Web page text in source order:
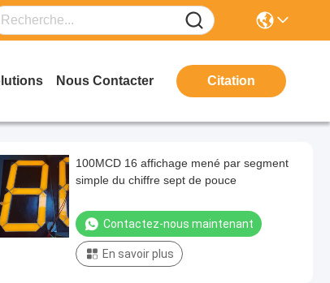
Nous Contacter Citation
100MCD 16 affichage mené par segment
simple du chiffre sept de pouce
Contactez-nous maintenant
En savoir plus